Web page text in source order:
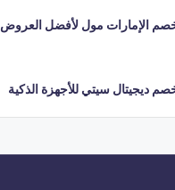
الإمارات مول لأفضل العروض
ديجيتال سيتي للأجهزة الذكية